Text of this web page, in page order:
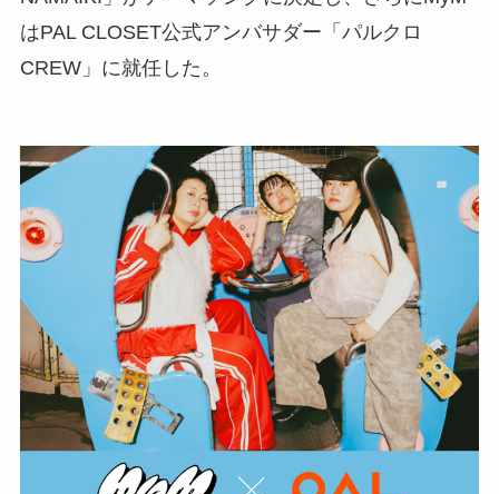
はPAL CLOSET公式アンバサダー「パルクロ
CREW」に就任した。